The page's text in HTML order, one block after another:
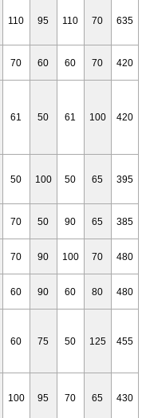
110 95 110 70 635
70 60 60 70 420
61 50 61 100 420
50 100 50 65 395
70 50 90 65 385
70 90 100 70 480
60 90 60 80 480
60 75 50 125 455
100 95 70 65 430